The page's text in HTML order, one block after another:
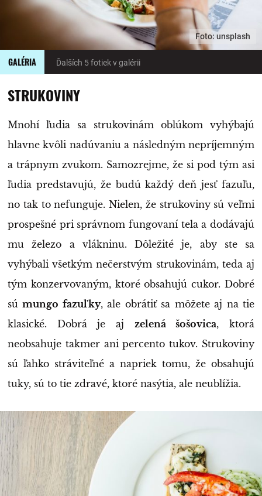
GALÉRIA Ďalších 5 fotiek v galérii
Foto: unsplash
STRUKOVINY
Mnohí ľudia sa strukovinám oblúkom vyhýbajú
hlavne kvôli nadúvaniu a následným nepríjemným
a trápnym zvukom. Samozrejme, že si pod tým asi
ľudia predstavujú, že budú každý deň jesť fazuľu,
no tak to nefunguje. Nielen, že strukoviny sú veľmi
prospešné pri správnom fungovaní tela a dodávajú
mu železo a vlákninu. Dôležité je, aby ste sa
vyhýbali všetkým nečerstvým strukovinám, teda aj
tým konzervovaným, ktoré obsahujú cukor. Dobré
súmungo fazuľky, ale obrátiť sa môžete aj na tie
klasické. Dobrá je aj zelená šošovica, ktorá
neobsahuje takmer ani percento tukov. Strukoviny
sú ľahko stráviteľné a napriek tomu, že obsahujú
tuky, sú to tie zdravé, ktoré nasýtia, ale neublížia.